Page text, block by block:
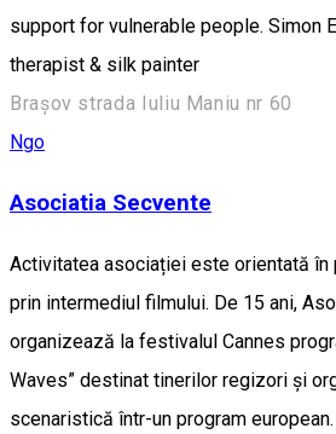
support for vulnerable people. Simon
therapist & silk painter
Brașov strada Iuliu Maniu nr 60
Ngo
Asociatia Secvente
Activitatea asociației este orientată în
prin intermediul filmului. De 15 ani,
organizează la festivalul Cannes
Waves” destinat tinerilor regizori și
scenaristică într-un program